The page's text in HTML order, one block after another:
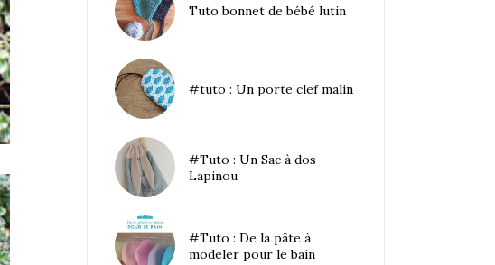
Tuto bonnet de bébé lutin
#tuto : Un porte clef malin
#Tuto : Un Sac à dos
Lapinou
#Tuto : De la pâte à
modeler pour le bain